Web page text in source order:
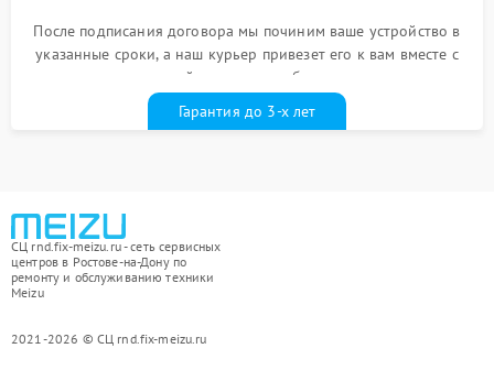
После подписания договора мы починим ваше устройство в
указанные сроки, а наш курьер привезет его к вам вместе с
гарантийным талоном бесплатно
Гарантия до 3-х лет
СЦ rnd.fix-meizu.ru - сеть сервисных
центров в Ростове-на-Дону по
ремонту и обслуживанию техники
Meizu
2021-2026 © СЦ rnd.fix-meizu.ru